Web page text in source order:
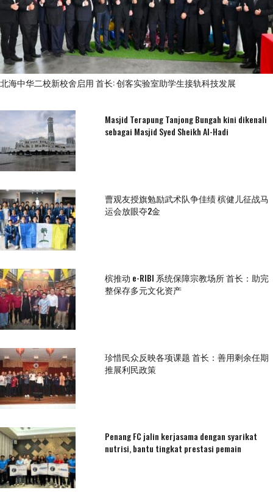
北海中华二校新校舍启用 首长: 创客实验室助学生接轨科技发展
Masjid Terapung Tanjong Bungah kini dikenali
sebagai Masjid Syed Sheikh Al-Hadi
曹观友授旗勉励武术队争佳绩 槟健儿征战马
运会放眼夺2金
槟推动 e-RIBI 系统保障宗教场所 首长：助完
整保存多元文化资产
珍惜民众反映各项课题 首长：善用剩余任期
推展利民政策
Penang FC jalin kerjasama dengan syarikat
nutrisi, bantu tingkat prestasi pemain